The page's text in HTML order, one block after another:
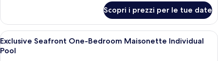
One-
Bedroom
Suite
Sea
Scopri i prezzi per le tue date
Apri
tutte
Un soggiorno spazioso con un
8
Exclusive Seafront One-Bedroom Maisonette Individual
Pool